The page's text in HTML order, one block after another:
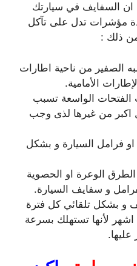
السفايف في سيارتك
مؤشرات تدل على تآكل
ذلك :
من ناحية اطارات
الأمامية.
الفتحات الواسعة تسبب
اكبر من غيرها لذى وجب
فرامل السيارة و بشكل
الوعرة او الحصوية
و سفايف السيارة.
و بشكل تلقائي كل فترة
زمنية مثلا” كل 5 و 6 اشهر لأنها تستهلك بسرعة